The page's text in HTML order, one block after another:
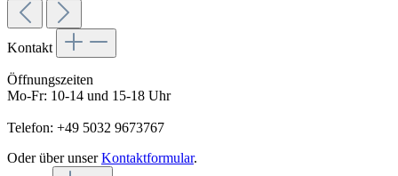
Kontakt
Öffnungszeiten
Mo-Fr: 10-14 und 15-18 Uhr
Telefon: +49 5032 9673767
Oder über unserKontaktformular.